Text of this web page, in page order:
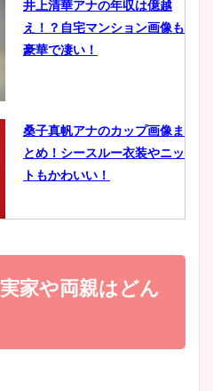
鈴木唯の太ってた時の体重が
ヤバすぎww原因や痩せたダ
豊島実季アナのカップ画像ま
とめ！美脚や水着姿に年齢も
宇賀神メグアナのニット画像
井上清華アナの年収は億越
え！？自宅マンション画像も
豪華で凄い！
桑子真帆アナのカップ画像ま
とめ！シースルー衣装やニッ
トもかわいい！
小室瑛莉子のカップ画像まと
め！足が美脚でニット衣装も
かわいい！
家や両親はどん